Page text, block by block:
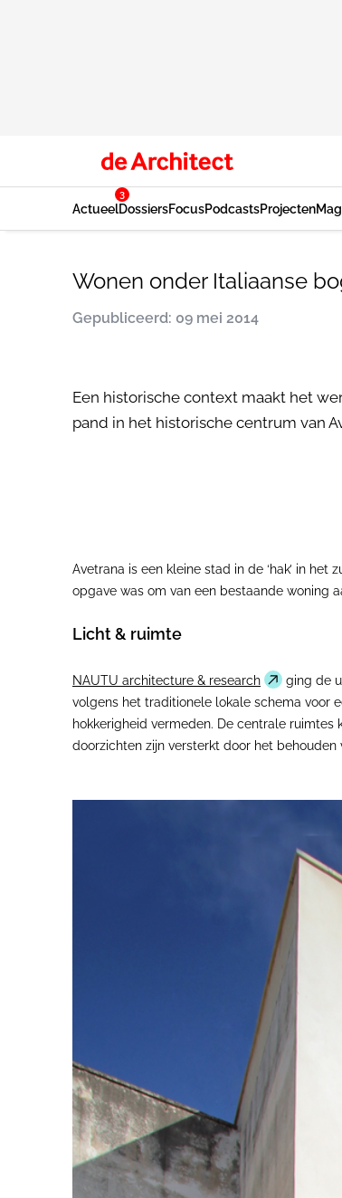
Actueel
3
DossiersFocusPodcastsProjecten
Wonen onder Italiaanse
Gepubliceerd: 09 mei 2014
Een historische context maakt het
pand in het historische centrum van
Avetrana is een kleine stad in de ‘hak’ in
opgave was om van een bestaande woning
Licht & ruimte
NAUTU architecture & research
ging de
volgens het traditionele lokale schema voor
hokkerigheid vermeden. De centrale
doorzichten zijn versterkt door het